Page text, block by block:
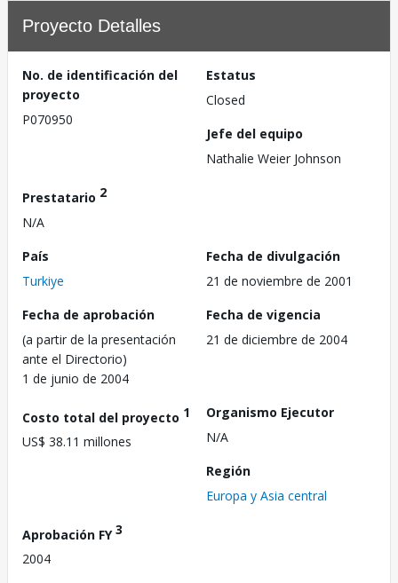
Proyecto Detalles
No. de identificación del
proyecto
P070950
Estatus
Closed
Jefe del equipo
Nathalie Weier Johnson
Prestatario 2
N/A
País
Turkiye
Fecha de divulgación
21 de noviembre de 2001
Fecha de aprobación
(a partir de la presentación
ante el Directorio)
1 de junio de 2004
Fecha de vigencia
21 de diciembre de 2004
Costo total del proyecto 1
US$ 38.11 millones
Organismo Ejecutor
N/A
Región
Europa y Asia central
Aprobación FY3
2004